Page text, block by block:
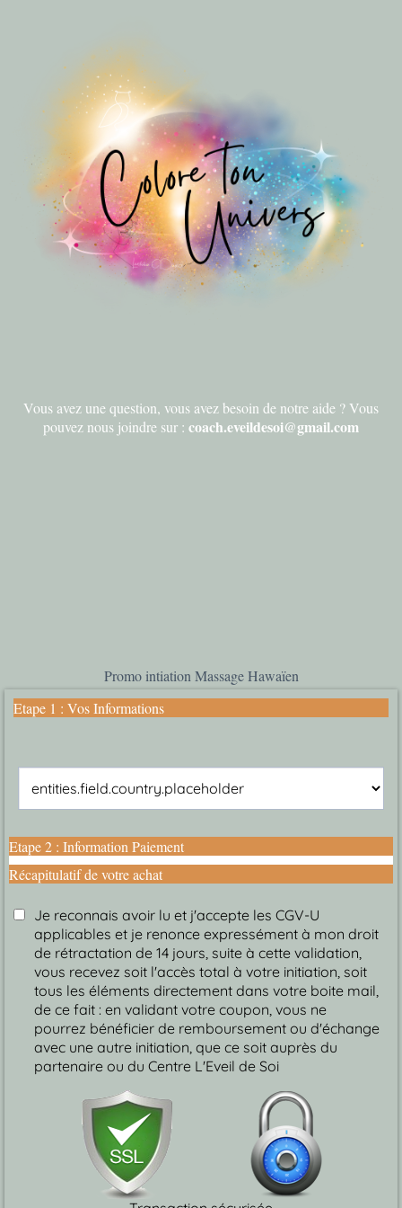
Vous avez une question, vous avez besoin de notre aide ? Vous
pouvez nous joindre sur : coach.eveildesoi@gmail.com
Promo intiation Massage Hawaïen
Etape 1 : Vos Informations
Etape 2 : Information Paiement
Récapitulatif de votre achat
Je reconnais avoir lu et j'accepte les CGV-U
applicables et je renonce expressément à mon droit
de rétractation de 14 jours, suite à cette validation,
vous recevez soit l'accès total à votre initiation, soit
tous les éléments directement dans votre boite mail,
de ce fait : en validant votre coupon, vous ne
pourrez bénéficier de remboursement ou d'échange
avec une autre initiation, que ce soit auprès du
partenaire ou du Centre L'Eveil de Soi